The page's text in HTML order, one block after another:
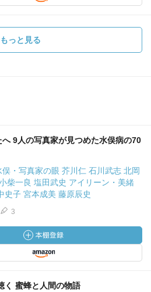
もっと見る
9人の写真家が見つめた水俣病の70
・写真家の眼 芥川仁 石川武志 北岡
柴一良 塩田武史 アイリーン・美緒
史子 宮本成美 藤原辰史
3
く 蜜蜂と人間の物語